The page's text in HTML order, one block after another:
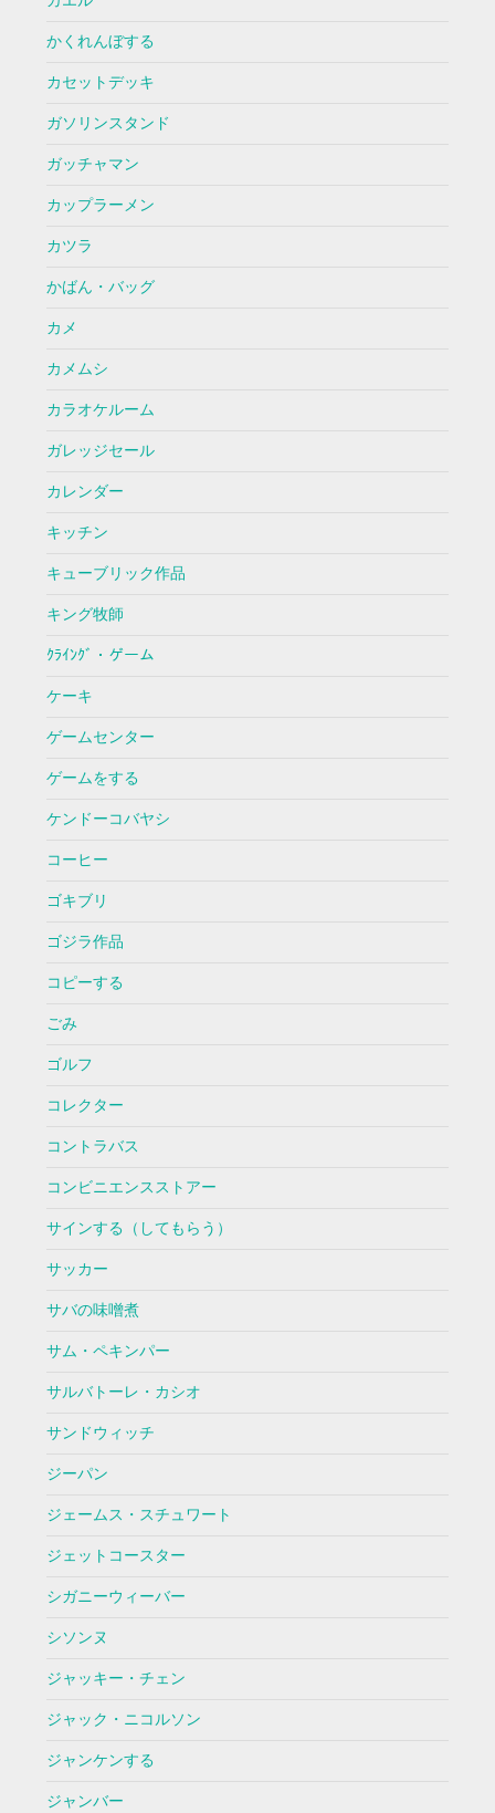
かくれんぼする
カセットデッキ
ガソリンスタンド
ガッチャマン
カップラーメン
カツラ
かばん・バッグ
カメ
カメムシ
カラオケルーム
ガレッジセール
カレンダー
キッチン
キューブリック作品
キング牧師
ｸﾗｲﾝｸﾞ・ゲーム
ケーキ
ゲームセンター
ゲームをする
ケンドーコバヤシ
コーヒー
ゴキブリ
ゴジラ作品
コピーする
ごみ
ゴルフ
コレクター
コントラバス
コンビニエンスストアー
サインする（してもらう）
サッカー
サバの味噌煮
サム・ペキンパー
サルバトーレ・カシオ
サンドウィッチ
ジーパン
ジェームス・スチュワート
ジェットコースター
シガニーウィーバー
シソンヌ
ジャッキー・チェン
ジャック・ニコルソン
ジャンケンする
ジャンバー